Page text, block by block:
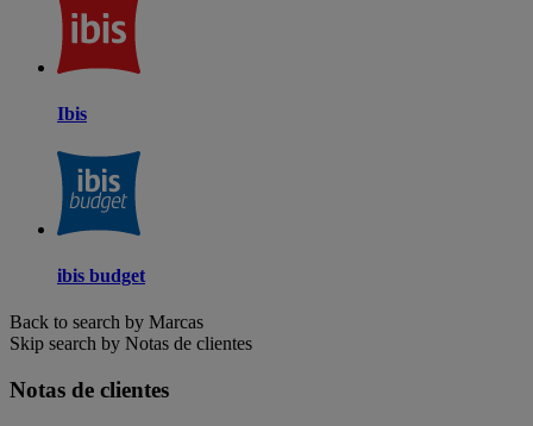
Ibis
ibis budget
Back to search by Marcas
Skip search by Notas de clientes
Notas de clientes